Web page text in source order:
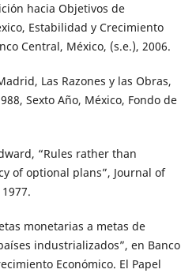
hacia Objetivos de
Estabilidad y Crecimiento
Central, México, (s.e.), 2006.
Las Razones y las Obras,
Sexto Año, México, Fondo de
“Rules rather than
of optional plans”, Journal of
monetarias a metas de
industrializados”, en Banco
Económico. El Papel